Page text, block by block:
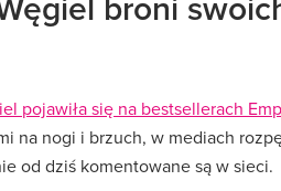
pojawiła się na bestsellerach
na nogi i brzuch, w mediach
od dziś komentowane są w sieci.